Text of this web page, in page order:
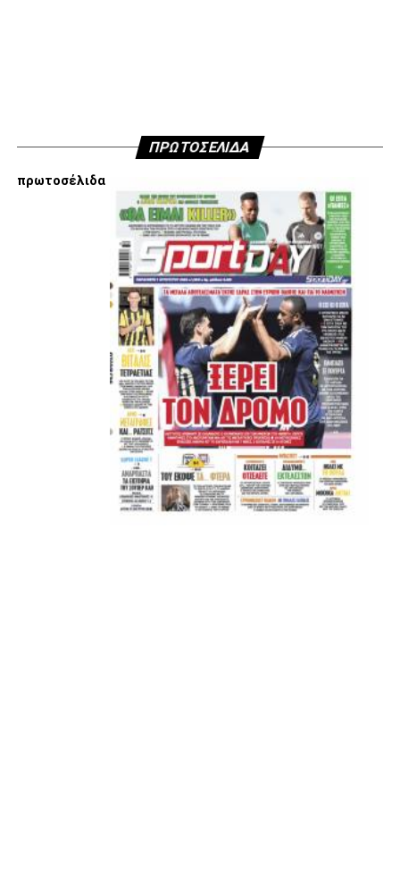
είναι αυτές που τους θέτουν εκτός κάδρου για εμάς
ADVERTISEMENT
Εμείς είμαστε μόνο Π.Α.Ο.Κ.
Μόνο τα 4 γράμματα έχουν σημασία για εμάς και
ΚΑΝΕΝΑΣ δεν είναι πάνω απο αυτά τα ιερά γράμματα.
ΠΡΩΤΟΣΕΛΙΔΑ
πρωτοσέλιδα